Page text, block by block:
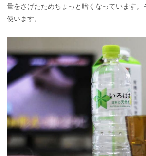
量をさげたためちょっと暗くなっています。
使います。